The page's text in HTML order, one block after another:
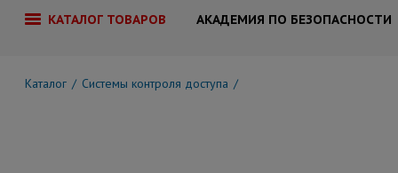
КАТАЛОГ ТОВАРОВ АКАДЕМИЯ ПО БЕЗОПАСНОСТИ
Каталог Системы контроля доступа